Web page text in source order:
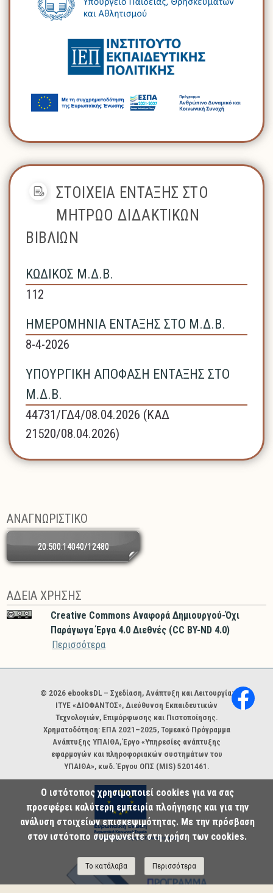
ΣΤΟΙΧΕΙΑ ΕΝΤΑΞΗΣ ΣΤΟ
ΜΗΤΡΩΟ ΔΙΔΑΚΤΙΚΩΝ
ΒΙΒΛΙΩΝ
ΚΩΔΙΚΟΣ Μ.Δ.Β.
112
ΗΜΕΡΟΜΗΝΙΑ ΕΝΤΑΞΗΣ ΣΤΟ Μ.Δ.Β.
8-4-2026
ΥΠΟΥΡΓΙΚΗ ΑΠΟΦΑΣΗ ΕΝΤΑΞΗΣ ΣΤΟ
Μ.Δ.Β.
44731/ΓΔ4/08.04.2026 (ΚΑΔ
21520/08.04.2026)
ΑΝΑΓΝΩΡΙΣΤΙΚΟ
20.500.14040/12480
ΑΔΕΙΑ ΧΡΗΣΗΣ
Creative Commons Αναφορά Δημιουργού-Όχι
Παράγωγα Έργα 4.0 Διεθνές (CC BY-ND 4.0)
Περισσότερα
Χορηγοί και φορείς
© 2026 ebooksDL – Σχεδίαση, Ανάπτυξη και Λειτουργία:
ΙΤΥΕ «ΔΙΟΦΑΝΤΟΣ», Διεύθυνση Εκπαιδευτικών
Τεχνολογιών, Επιμόρφωσης και Πιστοποίησης.
Χρηματοδότηση: ΕΠΑ 2021–2025, Τομεακό Πρόγραμμα
Ανάπτυξης ΥΠΑΙΘΑ, Έργο «Υπηρεσίες ανάπτυξης
εφαρμογών και πληροφοριακών συστημάτων του
ΥΠΑΙΘΑ», κωδ. Έργου ΟΠΣ (MIS) 5201461.
Ο ιστότοπος χρησιμοποιεί cookies για να σας
προσφέρει καλύτερη εμπειρία πλοήγησης και για την
ανάλυση στοιχείων επισκεψιμότητας. Με την πρόσβαση
στον ιστότοπο συμφωνείτε στη χρήση των cookies.
Το κατάλαβα Περισσότερα